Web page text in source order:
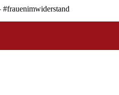
#frauenimwiderstand